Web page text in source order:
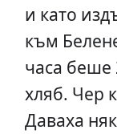
и като
към
часа беше
хляб. Чер
Даваха